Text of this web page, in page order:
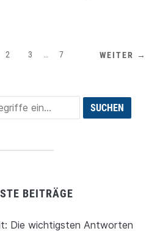
2 3 … 7 WEITER →
BEITRÄGE
Die wichtigsten Antworten